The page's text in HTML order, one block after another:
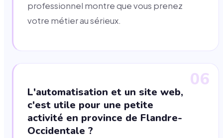
professionnel montre que vous prenez
votre métier au sérieux.
06
L'automatisation et un site web,
c'est utile pour une petite
activité en province de Flandre-
Occidentale ?